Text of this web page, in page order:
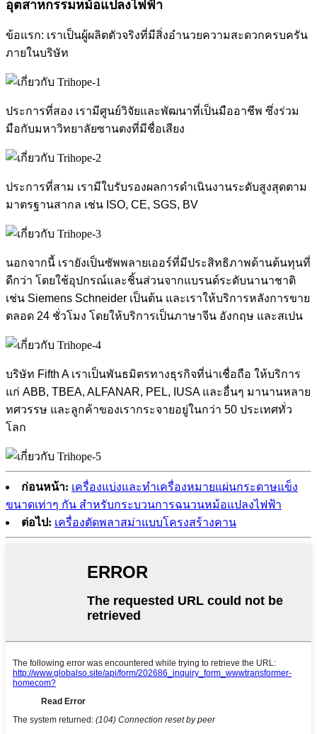
อุตสาหกรรมหม้อแปลงไฟฟ้า
ข้อแรก: เราเป็นผู้ผลิตตัวจริงที่มีสิ่งอำนวยความสะดวกครบครัน
ภายในบริษัท
ประการที่สอง เรามีศูนย์วิจัยและพัฒนาที่เป็นมืออาชีพ ซึ่งร่วม
มือกับมหาวิทยาลัยซานตงที่มีชื่อเสียง
ประการที่สาม เรามีใบรับรองผลการดำเนินงานระดับสูงสุดตาม
มาตรฐานสากล เช่น ISO, CE, SGS, BV
นอกจากนี้ เรายังเป็นซัพพลายเออร์ที่มีประสิทธิภาพด้านต้นทุนที่
ดีกว่า โดยใช้อุปกรณ์และชิ้นส่วนจากแบรนด์ระดับนานาชาติ
เช่น Siemens Schneider เป็นต้น และเราให้บริการหลังการขาย
ตลอด 24 ชั่วโมง โดยให้บริการเป็นภาษาจีน อังกฤษ และสเปน
บริษัท Fifth A เราเป็นพันธมิตรทางธุรกิจที่น่าเชื่อถือ ให้บริการ
แก่ ABB, TBEA, ALFANAR, PEL, IUSA และอื่นๆ มานานหลาย
ทศวรรษ และลูกค้าของเรากระจายอยู่ในกว่า 50 ประเทศทั่ว
โลก
ก่อนหน้า: เครื่องแบ่งและทำเครื่องหมายแผ่นกระดาษแข็ง
ขนาดเท่าๆ กัน สำหรับกระบวนการฉนวนหม้อแปลงไฟฟ้า
ต่อไป: เครื่องตัดพลาสม่าแบบโครงสร้างคาน